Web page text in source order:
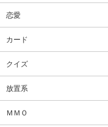
恋愛
カード
クイズ
放置系
ＭＭＯ